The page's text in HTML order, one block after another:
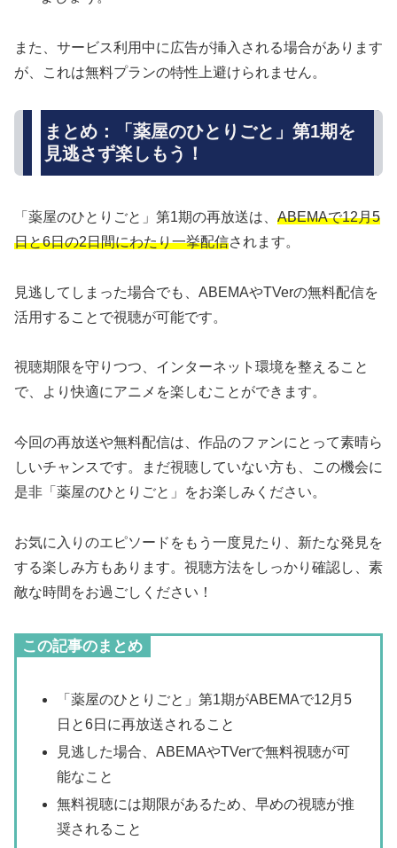
また、サービス利用中に広告が挿入される場合があります
が、これは無料プランの特性上避けられません。
まとめ：「薬屋のひとりごと」第1期を
見逃さず楽しもう！
「薬屋のひとりごと」第1期の再放送は、 ABEMAで12月5
日と6日の2日間にわたり一挙配信されます。
見逃してしまった場合でも、ABEMAやTVerの無料配信を
活用することで視聴が可能です。
視聴期限を守りつつ、インターネット環境を整えること
で、より快適にアニメを楽しむことができます。
今回の再放送や無料配信は、作品のファンにとって素晴ら
しいチャンスです。まだ視聴していない方も、この機会に
是非「薬屋のひとりごと」をお楽しみください。
お気に入りのエピソードをもう一度見たり、新たな発見を
する楽しみ方もあります。視聴方法をしっかり確認し、素
敵な時間をお過ごしください！
この記事のまとめ
「薬屋のひとりごと」第1期がABEMAで12月5
日と6日に再放送されること
見逃した場合、ABEMAやTVerで無料視聴が可
能なこと
無料視聴には期限があるため、早めの視聴が推
奨されること